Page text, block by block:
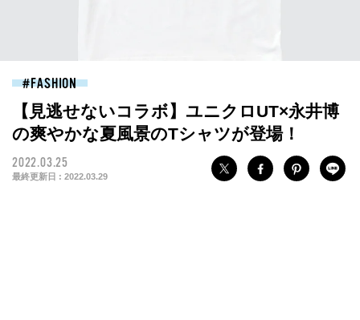
FASHION
【見逃せないコラボ】ユニクロUT×永井博
の爽やかな夏風景のTシャツが登場！
2022.03.25
最終更新日 : 2022.03.29